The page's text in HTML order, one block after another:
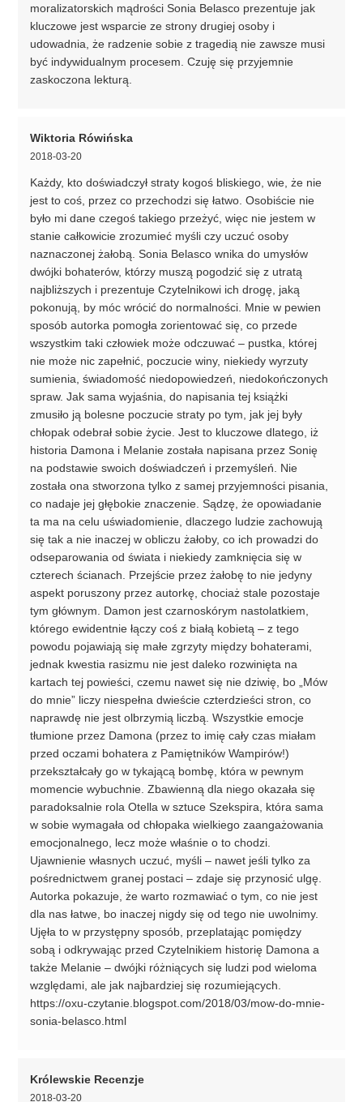
moralizatorskich mądrości Sonia Belasco prezentuje jak
kluczowe jest wsparcie ze strony drugiej osoby i
udowadnia, że radzenie sobie z tragedią nie zawsze musi
być indywidualnym procesem. Czuję się przyjemnie
zaskoczona lekturą.
Wiktoria Rówińska
2018-03-20
Każdy, kto doświadczył straty kogoś bliskiego, wie, że nie
jest to coś, przez co przechodzi się łatwo. Osobiście nie
było mi dane czegoś takiego przeżyć, więc nie jestem w
stanie całkowicie zrozumieć myśli czy uczuć osoby
naznaczonej żałobą. Sonia Belasco wnika do umysłów
dwójki bohaterów, którzy muszą pogodzić się z utratą
najbliższych i prezentuje Czytelnikowi ich drogę, jaką
pokonują, by móc wrócić do normalności. Mnie w pewien
sposób autorka pomogła zorientować się, co przede
wszystkim taki człowiek może odczuwać – pustka, której
nie może nic zapełnić, poczucie winy, niekiedy wyrzuty
sumienia, świadomość niedopowiedzeń, niedokończonych
spraw. Jak sama wyjaśnia, do napisania tej książki
zmusiło ją bolesne poczucie straty po tym, jak jej były
chłopak odebrał sobie życie. Jest to kluczowe dlatego, iż
historia Damona i Melanie została napisana przez Sonię
na podstawie swoich doświadczeń i przemyśleń. Nie
została ona stworzona tylko z samej przyjemności pisania,
co nadaje jej głębokie znaczenie. Sądzę, że opowiadanie
ta ma na celu uświadomienie, dlaczego ludzie zachowują
się tak a nie inaczej w obliczu żałoby, co ich prowadzi do
odseparowania od świata i niekiedy zamknięcia się w
czterech ścianach. Przejście przez żałobę to nie jedyny
aspekt poruszony przez autorkę, chociaż stale pozostaje
tym głównym. Damon jest czarnoskórym nastolatkiem,
którego ewidentnie łączy coś z białą kobietą – z tego
powodu pojawiają się małe zgrzyty między bohaterami,
jednak kwestia rasizmu nie jest daleko rozwinięta na
kartach tej powieści, czemu nawet się nie dziwię, bo „Mów
do mnie” liczy niespełna dwieście czterdzieści stron, co
naprawdę nie jest olbrzymią liczbą. Wszystkie emocje
tłumione przez Damona (przez to imię cały czas miałam
przed oczami bohatera z Pamiętników Wampirów!)
przekształcały go w tykającą bombę, która w pewnym
momencie wybuchnie. Zbawienną dla niego okazała się
paradoksalnie rola Otella w sztuce Szekspira, która sama
w sobie wymagała od chłopaka wielkiego zaangażowania
emocjonalnego, lecz może właśnie o to chodzi.
Ujawnienie własnych uczuć, myśli – nawet jeśli tylko za
pośrednictwem granej postaci – zdaje się przynosić ulgę.
Autorka pokazuje, że warto rozmawiać o tym, co nie jest
dla nas łatwe, bo inaczej nigdy się od tego nie uwolnimy.
Ujęła to w przystępny sposób, przeplatając pomiędzy
sobą i odkrywając przed Czytelnikiem historię Damona a
także Melanie – dwójki różniących się ludzi pod wieloma
względami, ale jak najbardziej się rozumiejących.
https://oxu-czytanie.blogspot.com/2018/03/mow-do-mnie-
sonia-belasco.html
Królewskie Recenzje
2018-03-20